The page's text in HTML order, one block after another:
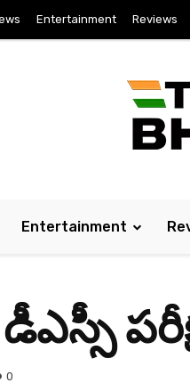
Entertainment Reviews
Entertainment
0